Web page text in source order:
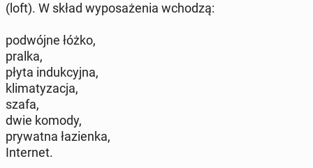
(loft). W skład wyposażenia wchodzą:
podwójne łóżko,
pralka,
płyta indukcyjna,
klimatyzacja,
szafa,
dwie komody,
prywatna łazienka,
Internet.